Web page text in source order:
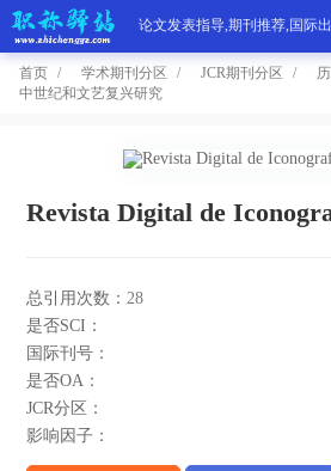
论文发表指导,期刊推荐,国际
首页 学术期刊分区 JCR期刊分区
中世纪和文艺复兴研究
Revista Digital de
总引用次数：28
是否SCI：
国际刊号：
是否OA：
JCR分区：
影响因子：